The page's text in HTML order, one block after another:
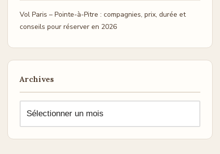
Vol Paris – Pointe-à-Pitre : compagnies, prix, durée et
conseils pour réserver en 2026
Archives